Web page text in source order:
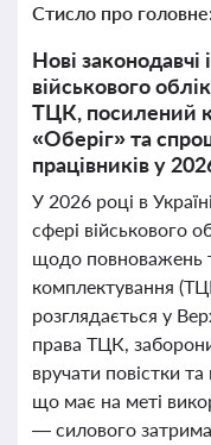
Стисло про головне:
Нові законодавчі
військового
ТЦК, посилений
«Оберіг» та
працівників у
У 2026 році в
сфері військового
щодо повноважень
комплектування
розглядається у
права ТЦК,
вручати повістки
що має на меті
— силового